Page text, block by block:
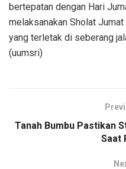
bertepatan dengan Hari
melaksanakan Sholat
yang terletak di seberang
(uumsri)
Tanah Bumbu Pastikan
Saat